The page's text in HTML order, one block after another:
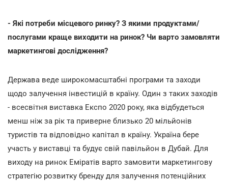
- Які потреби місцевого ринку? З якими продуктами/
послугами краще виходити на ринок? Чи варто замовляти
маркетингові дослідження?
Держава веде широкомасштабні програми та заходи
щодо залучення інвестицій в країну. Один з таких заходів
- всесвітня виставка Експо 2020 року, яка відбудеться
менш ніж за рік та приверне близько 20 мільйонів
туристів та відповідно капітал в країну. Україна бере
участь у виставці та будує свій павільйон в Дубай. Для
виходу на ринок Еміратів варто замовити маркетингову
стратегію розвитку бренду для залучення потенційних